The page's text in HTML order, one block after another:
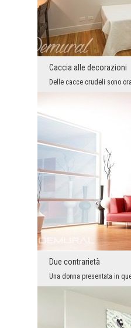
Caccia alle decorazioni
Due contrarietà